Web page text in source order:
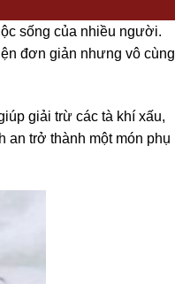
sống của nhiều người.
đơn giản nhưng vô cùng
giải trừ các tà khí xấu,
an trở thành một món phụ